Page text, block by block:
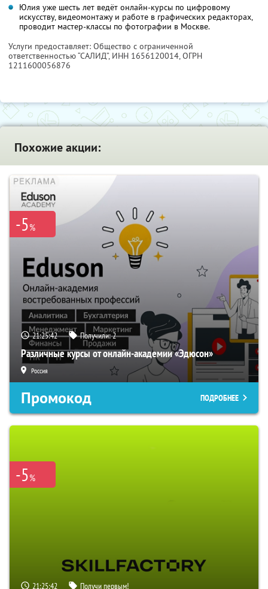
Юлия уже шесть лет ведёт онлайн-курсы по цифровому
искусству, видеомонтажу и работе в графических редакторах,
проводит мастер-классы по фотографии в Москве.
Услуги предоставляет: Общество с ограниченной
ответственностью “САЛИД”, ИНН 1656120014, ОГРН
1211600056876
Похожие акции:
-5%
21:25:41 Получили:2
Различные курсы от онлайн-академии «Эдюсон»
Россия
Промокод ПОДРОБНЕЕ
-5%
21:25:41 Получи первым!